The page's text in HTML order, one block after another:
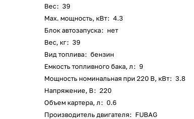
Вес: 39
Max. мощность, кВт: 4.3
Блок автозапуска: нет
Вес, кг: 39
Вид топлива: бензин
Емкость топливного бака, л: 9
Мощность номинальная при 220 В, кВт: 3.8
Напряжение, В: 220
Объем картера, л: 0.6
Производитель двигателя: FUBAG
Получайте товарвыбранный способом
Оставшиеся75% будутсписываться
с вашей картыпо25%каждые 2 недели